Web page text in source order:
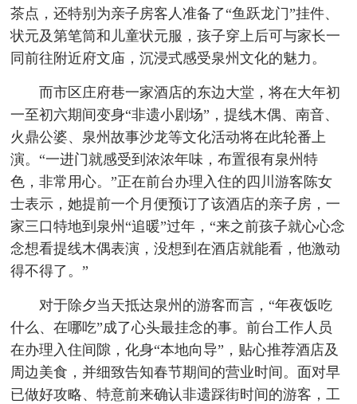
茶点，还特别为亲子房客人准备了“鱼跃龙门”挂件、
状元及第笔筒和儿童状元服，孩子穿上后可与家长一
同前往附近府文庙，沉浸式感受泉州文化的魅力。
而市区庄府巷一家酒店的东边大堂，将在大年初
一至初六期间变身“非遗小剧场”，提线木偶、南音、
火鼎公婆、泉州故事沙龙等文化活动将在此轮番上
演。“一进门就感受到浓浓年味，布置很有泉州特
色，非常用心。”正在前台办理入住的四川游客陈女
士表示，她提前一个月便预订了该酒店的亲子房，一
家三口特地到泉州“追暖”过年，“来之前孩子就心心念
念想看提线木偶表演，没想到在酒店就能看，他激动
得不得了。”
对于除夕当天抵达泉州的游客而言，“年夜饭吃
什么、在哪吃”成了心头最挂念的事。前台工作人员
在办理入住间隙，化身“本地向导”，贴心推荐酒店及
周边美食，并细致告知春节期间的营业时间。面对早
已做好攻略、特意前来确认非遗踩街时间的游客，工